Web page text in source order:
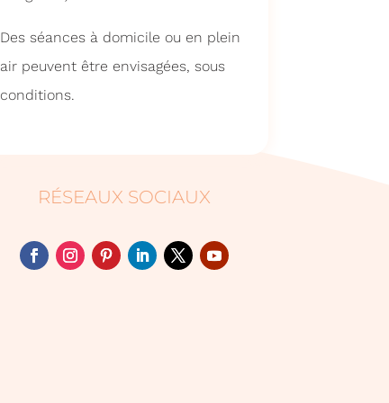
Des séances à domicile ou en plein
air peuvent être envisagées, sous
conditions.
RÉSEAUX SOCIAUX